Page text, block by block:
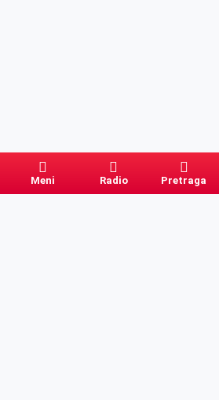
Meni Radio Pretraga